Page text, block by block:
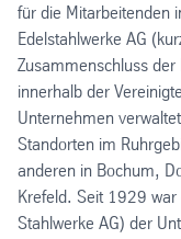
für die Mitarbeitenden
Edelstahlwerke AG
Zusammenschluss
innerhalb der
Unternehmen
Standorten im
anderen in Bochum,
Krefeld. Seit 1929
Stahlwerke AG) der